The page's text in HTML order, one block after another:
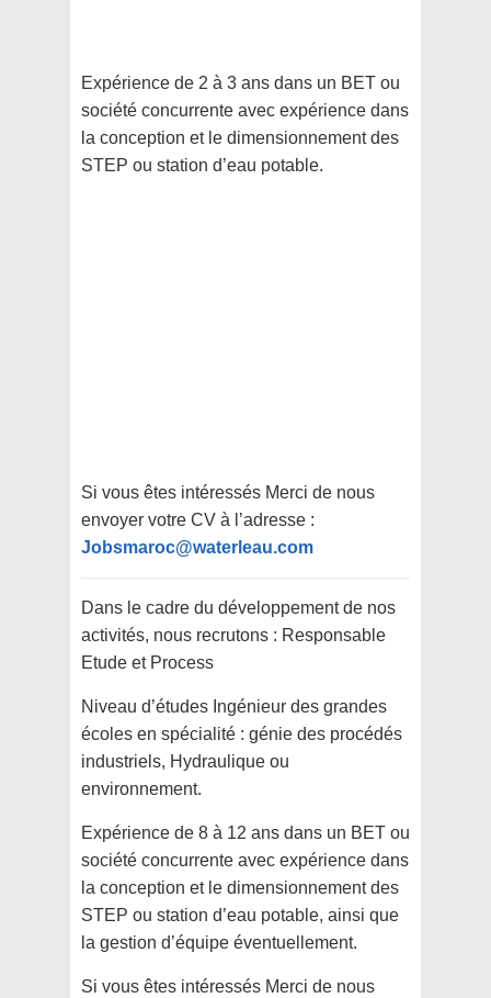
Expérience de 2 à 3 ans dans un BET ou
société concurrente avec expérience dans
la conception et le dimensionnement des
STEP ou station d’eau potable.
Si vous êtes intéressés Merci de nous
envoyer votre CV à l’adresse :
Jobsmaroc@waterleau.com
Dans le cadre du développement de nos
activités, nous recrutons : Responsable
Etude et Process
Niveau d’études Ingénieur des grandes
écoles en spécialité : génie des procédés
industriels, Hydraulique ou
environnement.
Expérience de 8 à 12 ans dans un BET ou
société concurrente avec expérience dans
la conception et le dimensionnement des
STEP ou station d’eau potable, ainsi que
la gestion d’équipe éventuellement.
Si vous êtes intéressés Merci de nous